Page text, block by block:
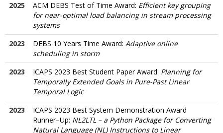
2025
ACM DEBS Test of Time Award: Efficient key grouping
for near-optimal load balancing in stream processing
systems
2023
DEBS 10 Years Time Award: Adaptive online
scheduling in storm
2023
ICAPS 2023 Best Student Paper Award: Planning for
Temporally Extended Goals in Pure-Past Linear
Temporal Logic
2023
ICAPS 2023 Best System Demonstration Award
Runner–Up: NL2LTL – a Python Package for Converting
Natural Language (NL) Instructions to Linear